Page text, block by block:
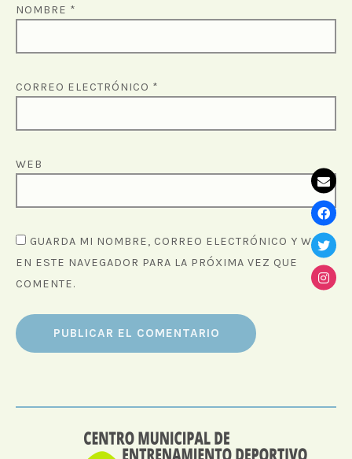
NOMBRE *
CORREO ELECTRÓNICO *
WEB
GUARDA MI NOMBRE, CORREO ELECTRÓNICO Y WEB
EN ESTE NAVEGADOR PARA LA PRÓXIMA VEZ QUE
COMENTE.